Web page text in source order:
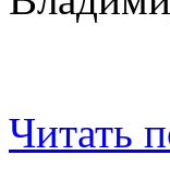
Читать